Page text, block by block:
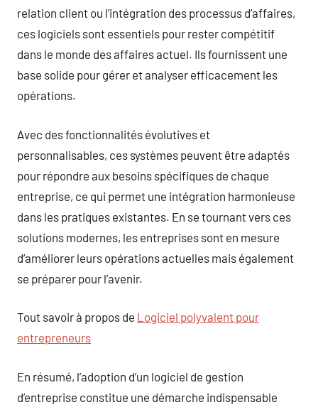
relation client ou l’intégration des processus d’affaires,
ces logiciels sont essentiels pour rester compétitif
dans le monde des affaires actuel. Ils fournissent une
base solide pour gérer et analyser efficacement les
opérations.
Avec des fonctionnalités évolutives et
personnalisables, ces systèmes peuvent être adaptés
pour répondre aux besoins spécifiques de chaque
entreprise, ce qui permet une intégration harmonieuse
dans les pratiques existantes. En se tournant vers ces
solutions modernes, les entreprises sont en mesure
d’améliorer leurs opérations actuelles mais également
se préparer pour l’avenir.
Tout savoir à propos de Logiciel polyvalent pour
entrepreneurs
En résumé, l’adoption d’un logiciel de gestion
d’entreprise constitue une démarche indispensable